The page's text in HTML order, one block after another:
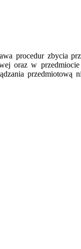
procedur zbycia
oraz w przedmiocie
przedmiotową